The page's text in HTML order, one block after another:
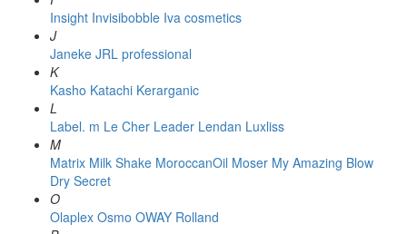
Insight Invisibobble Iva cosmetics
J
Janeke JRL professional
K
Kasho Katachi Kerarganic
L
Label. m Le Cher Leader Lendan Luxliss
M
Matrix Milk Shake MoroccanOil Moser My Amazing Blow
Dry Secret
O
Olaplex Osmo OWAY Rolland